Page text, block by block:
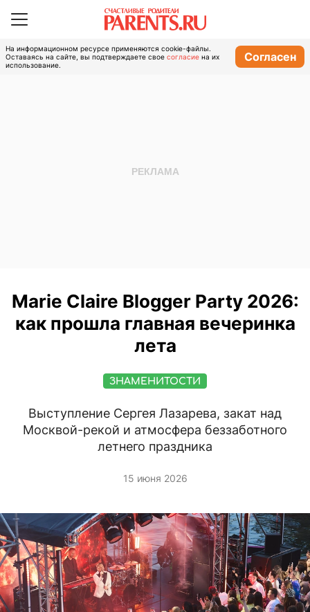
На информационном ресурсе применяются cookie-файлы.
Оставаясь на сайте, вы подтверждаете свое согласие на их
использование.
Согласен
Marie Claire Blogger Party 2026:
как прошла главная вечеринка
лета
ЗНАМЕНИТОСТИ
Выступление Сергея Лазарева, закат над
Москвой-рекой и атмосфера беззаботного
летнего праздника
15 июня 2026